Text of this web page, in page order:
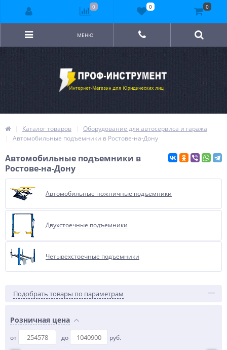
МЕНЮ
Каталог товаров
Оборудование для автосервиса и гаража
Автомобильные подъемники в Ростове-на-Дону
Автомобильные подъемники в
Ростове-на-Дону
Автомобильные ножничные подъемники
Двухстоечные подъемники
Четырехстоечные подъемники
Подобрать товары по параметрам
Розничная цена
от до руб.
0 0 0